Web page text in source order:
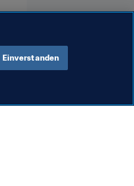
Einverstanden